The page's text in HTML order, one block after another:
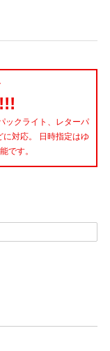
ックライト、レターパ
に対応。 日時指定はゆ
です。